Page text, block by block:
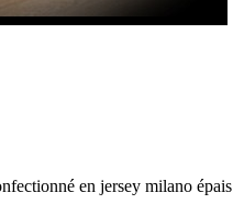
en jersey milano épais